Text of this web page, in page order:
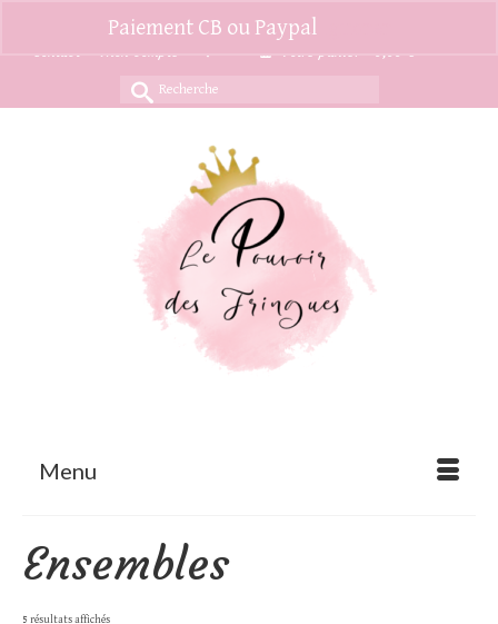
Paiement CB ou Paypal
Contact Mon compte Votre panier 0,00 €
Rechercher :
Menu
Ensembles
5 résultats affichésTrié